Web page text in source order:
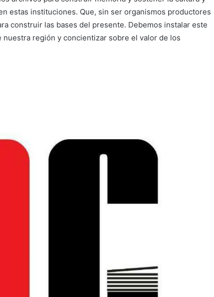
estas instituciones. Que, sin ser organismos productores
construir las bases del presente. Debemos instalar este
región y concientizar sobre el valor de los